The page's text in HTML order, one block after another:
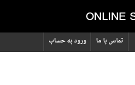
ورود به حساب تماس با ما